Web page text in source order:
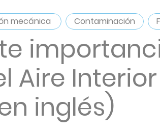
mecánica Contaminación
Aire Interior
inglés)